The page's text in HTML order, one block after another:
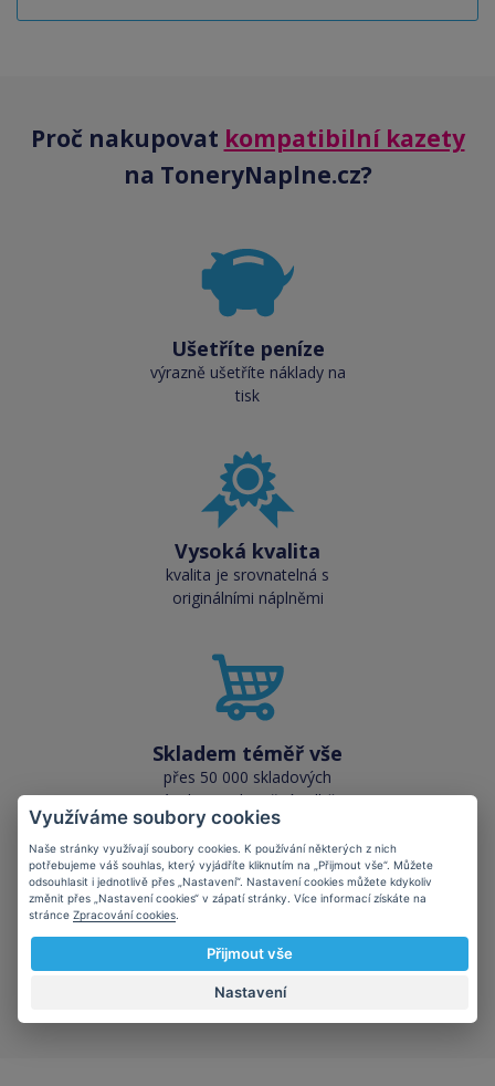
Proč nakupovat kompatibilní kazety
na ToneryNaplne.cz?
Ušetříte peníze
výrazně ušetříte náklady na
tisk
Vysoká kvalita
kvalita je srovnatelná s
originálními náplněmi
Skladem téměř vše
přes 50 000 skladových
zásob pro okamžitý odběr
Šetříte planetu
kladný vliv na ekologii
Využíváme soubory cookies
Naše stránky využívají soubory cookies. K používání některých z nich
potřebujeme váš souhlas, který vyjádříte kliknutím na „Přijmout vše“. Můžete
odsouhlasit i jednotlivě přes „Nastavení“. Nastavení cookies můžete kdykoliv
změnit přes „Nastavení cookies“ v zápatí stránky. Více informací získáte na
stránce Zpracování cookies
Přijmout vše
Nastavení